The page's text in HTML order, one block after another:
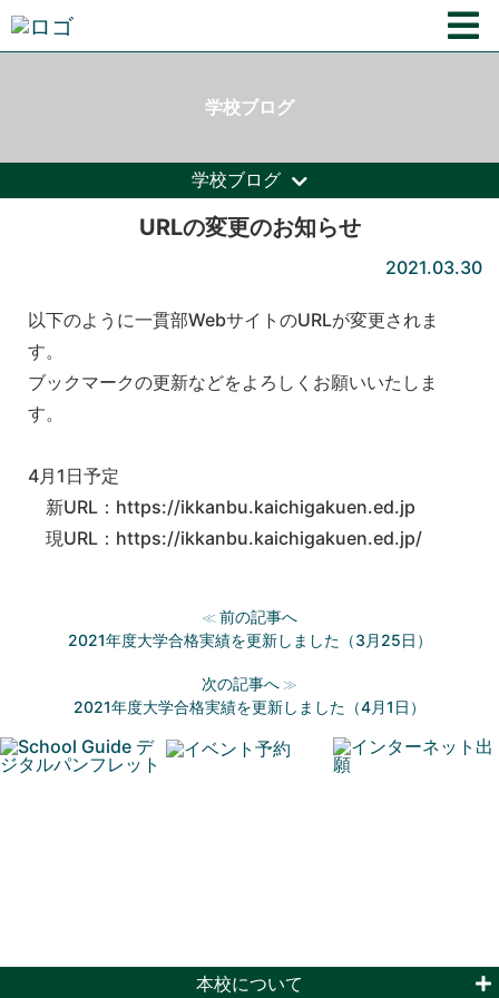
学校ブログ
学校ブログ
URLの変更のお知らせ
2021.03.30
以下のように一貫部WebサイトのURLが変更されま
す。
ブックマークの更新などをよろしくお願いいたしま
す。
4月1日予定
新URL：https://ikkanbu.kaichigakuen.ed.jp
現URL：https://ikkanbu.kaichigakuen.ed.jp/
≪ 前の記事へ
2021年度大学合格実績を更新しました（3月25日）
次の記事へ ≫
2021年度大学合格実績を更新しました（4月1日）
本校について